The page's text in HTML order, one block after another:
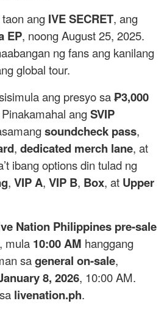
ang IVE SECRET, ang
EP, noong August 25, 2025.
ng fans ang kanilang
global tour.
ang presyo sa₱3,000
angSVIP
soundcheck pass,
, dedicated merch lane, at
ibang options din tulad ng
, VIP A, VIP B, Box, at Upper
Nation Philippines pre-sale
, mula 10:00 AM hanggang
sageneral on-sale,
8, 2026, 10:00 AM.
livenation.ph.